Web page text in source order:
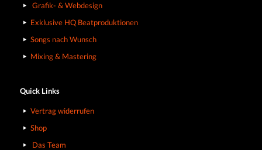
Grafik- & Webdesign
Exklusive HQ Beatproduktionen
Songs nach Wunsch
Mixing & Mastering
Quick Links
Vertrag widerrufen
Shop
Das Team